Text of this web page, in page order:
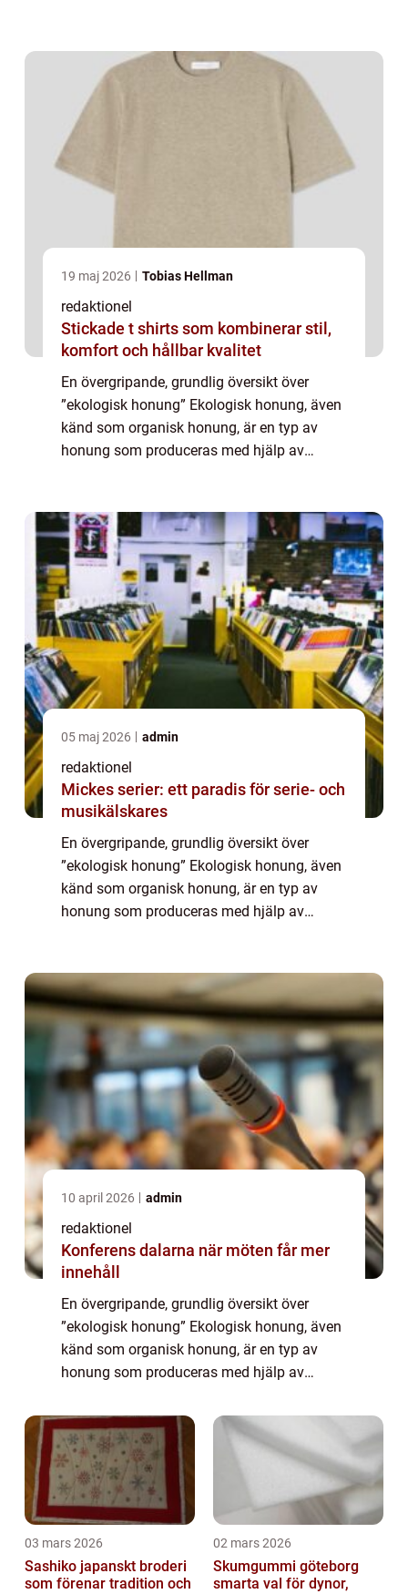
19 maj 2026 Tobias Hellman
redaktionel
Stickade t shirts som kombinerar stil,
komfort och hållbar kvalitet
En övergripande, grundlig översikt över
”ekologisk honung” Ekologisk honung, även
känd som organisk honung, är en typ av
honung som produceras med hjälp av
05 maj 2026 admin
redaktionel
Mickes serier: ett paradis för serie- och
musikälskares
En övergripande, grundlig översikt över
”ekologisk honung” Ekologisk honung, även
känd som organisk honung, är en typ av
honung som produceras med hjälp av
10 april 2026 admin
redaktionel
Konferens dalarna när möten får mer
innehåll
En övergripande, grundlig översikt över
”ekologisk honung” Ekologisk honung, även
känd som organisk honung, är en typ av
honung som produceras med hjälp av
för att skydda både bin och miljön. D...
03 mars 2026
Sashiko japanskt broderi
som förenar tradition och
02 mars 2026
Skumgummi göteborg
smarta val för dynor,